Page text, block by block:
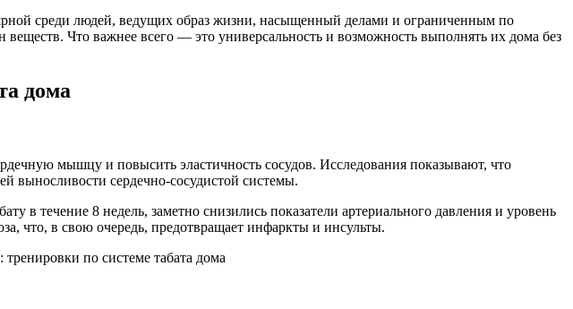
среди людей, ведущих образ жизни, насыщенный делами и ограниченным по
Что важнее всего — это универсальность и возможность выполнять их дома без
дома
мышцу и повысить эластичность сосудов. Исследования показывают, что
выносливости сердечно-сосудистой системы.
течение 8 недель, заметно снизились показатели артериального давления и уровень
что, в свою очередь, предотвращает инфаркты и инсульты.